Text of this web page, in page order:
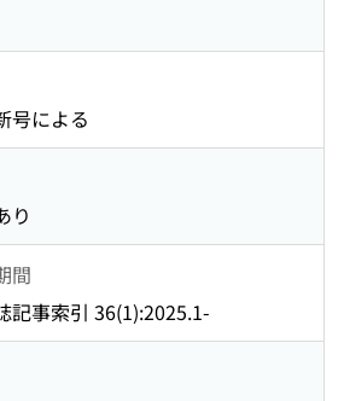
号による
り
間
記事索引 36(1):2025.1-